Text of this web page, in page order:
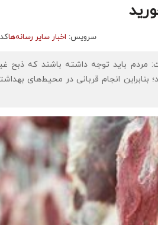
سرویس: اخبار سایر رسانه‌ها
باید توجه داشته باشند که ذبح
بنابراین انجام قربانی در محیط‌های